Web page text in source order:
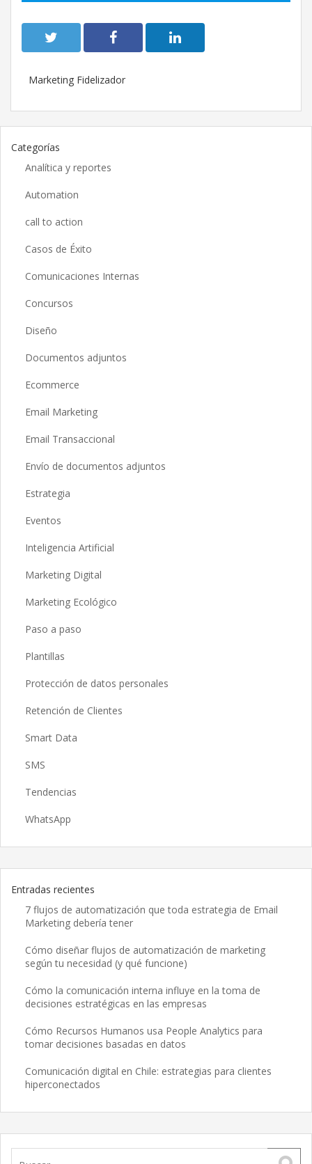
Marketing Fidelizador
Categorías
Analítica y reportes
Automation
call to action
Casos de Éxito
Comunicaciones Internas
Concursos
Diseño
Documentos adjuntos
Ecommerce
Email Marketing
Email Transaccional
Envío de documentos adjuntos
Estrategia
Eventos
Inteligencia Artificial
Marketing Digital
Marketing Ecológico
Paso a paso
Plantillas
Protección de datos personales
Retención de Clientes
Smart Data
SMS
Tendencias
WhatsApp
Entradas recientes
7 flujos de automatización que toda estrategia de Email
Marketing debería tener
Cómo diseñar flujos de automatización de marketing
según tu necesidad (y qué funcione)
Cómo la comunicación interna influye en la toma de
decisiones estratégicas en las empresas
Cómo Recursos Humanos usa People Analytics para
tomar decisiones basadas en datos
Comunicación digital en Chile: estrategias para clientes
hiperconectados